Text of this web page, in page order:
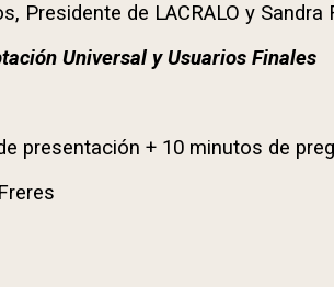
, Presidente de LACRALO y
Universal y Usuarios Finales
presentación + 10 minutos de